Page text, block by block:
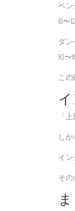
ベン
8〜
ダ
10〜
こ
「
し
イン
その